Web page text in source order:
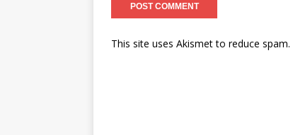
This site uses Akismet to reduce spam.